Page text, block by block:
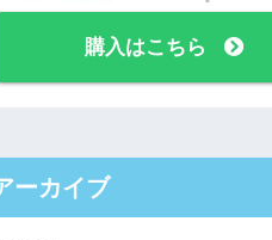
購入はこちら
ーカイブ